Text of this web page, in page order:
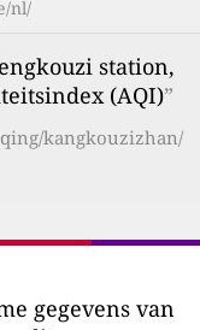
nl/
station,
(AQI)”
kangkouzizhan/
gegevens van